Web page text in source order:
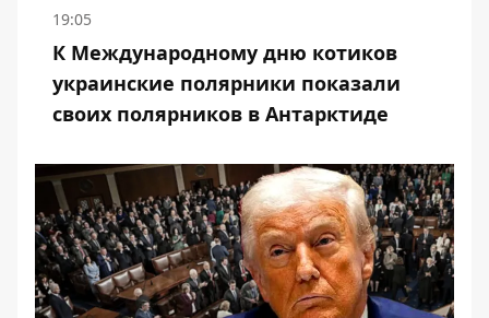
19:05
К Международному дню котиков
украинские полярники показали
своих полярников в Антарктиде